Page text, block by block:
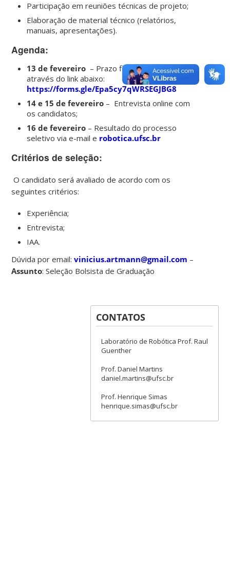
Participação em reuniões técnicas de projeto;
Elaboração de material técnico (relatórios,
manuais, apresentações).
Agenda:
13 de fevereiro – Prazo final para inscrição
através do link abaixo:
https://forms.gle/Epa5cy7qWRSEGJBG8
14 e 15 de fevereiro – Entrevista online com
os candidatos;
16 de fevereiro – Resultado do processo
seletivo via e-mail e robotica.ufsc.br
Critérios de seleção:
O candidato será avaliado de acordo com os
seguintes critérios:
Experiência;
Entrevista;
IAA.
Dúvida por email:vinicius.artmann@gmail.com –
Assunto: Seleção Bolsista de Graduação
CONTATOS
Laboratório de Robótica Prof. Raul
Guenther
Prof. Daniel Martins
daniel.martins@ufsc.br
Prof. Henrique Simas
henrique.simas@ufsc.br